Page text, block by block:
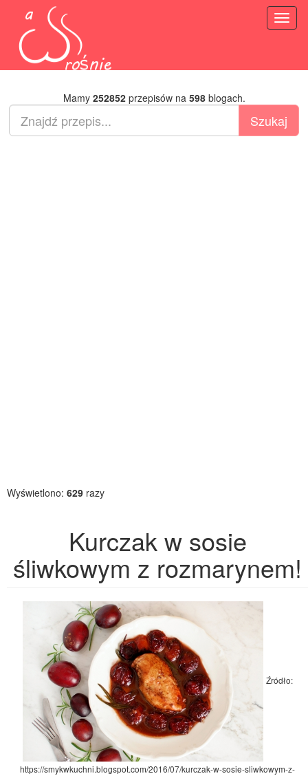
Mamy 252852przepisów na 598blogach.
Wyświetlono: 629 razy
Kurczak w sosie
śliwkowym z rozmarynem!
Źródło:
https://smykwkuchni.blogspot.com/2016/07/kurczak-w-sosie-sliwkowym-z-